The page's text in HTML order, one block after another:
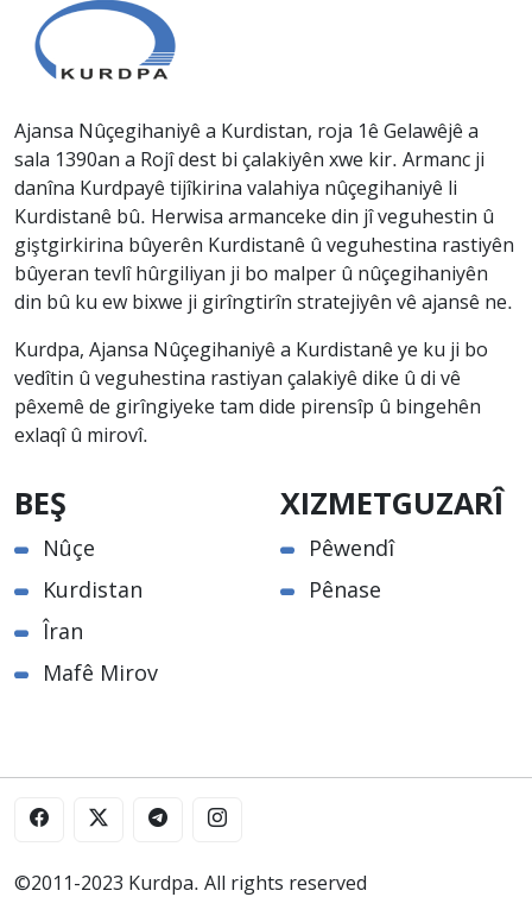
Ajansa Nûçegihaniyê a Kurdistan, roja 1ê Gelawêjê a
sala 1390an a Rojî dest bi çalakiyên xwe kir. Armanc ji
danîna Kurdpayê tijîkirina valahiya nûçegihaniyê li
Kurdistanê bû. Herwisa armanceke din jî veguhestin û
giştgirkirina bûyerên Kurdistanê û veguhestina rastiyên
bûyeran tevlî hûrgiliyan ji bo malper û nûçegihaniyên
din bû ku ew bixwe ji girîngtirîn stratejiyên vê ajansê ne.
Kurdpa, Ajansa Nûçegihaniyê a Kurdistanê ye ku ji bo
vedîtin û veguhestina rastiyan çalakiyê dike û di vê
pêxemê de girîngiyeke tam dide pirensîp û bingehên
exlaqî û mirovî.
BEŞ
Nûçe
Kurdistan
Îran
Mafê Mirov
XIZMETGUZARÎ
Pêwendî
Pênase
©2011-2023 Kurdpa. All rights reserved